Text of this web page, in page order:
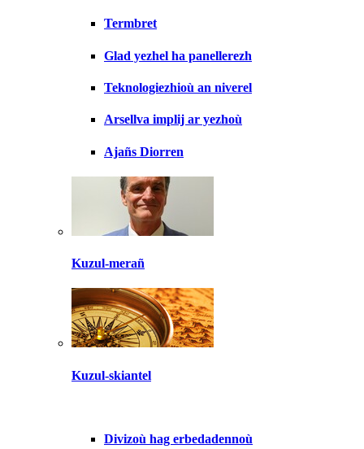
Termbret
Glad yezhel ha panellerezh
Teknologiezhioù an niverel
Arsellva implij ar yezhoù
Ajañs Diorren
Kuzul-merañ
Kuzul-skiantel
Divizoù hag erbedadennoù